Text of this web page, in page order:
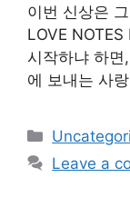
이번 신상은
LOVE
시작하냐 하면
에 보내는 사
Categories
Leave a